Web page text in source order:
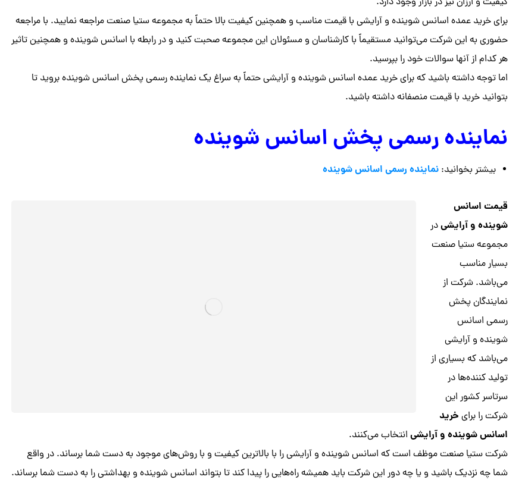
برای خرید عمده اسانس شوینده و آرایشی با قیمت مناسب و همچنین کیفیت بالا حتماً به مجموعه ستیا صنعت مراجعه نمایید. با مراجعه
حضوری به این شرکت می‌توانید مستقیماً با کارشناسان و مسئولان این مجموعه صحبت کنید و در رابطه با اسانس شوینده و همچنین تاثیر
هر کدام از آنها سوالات خود را بپرسید.
اما توجه داشته باشید که برای خرید عمده اسانس شوینده و آرایشی حتماً به سراغ یک نماینده رسمی پخش اسانس شوینده بروید تا
بتوانید خرید با قیمت منصفانه داشته باشید‌.
نماینده رسمی پخش اسانس شوینده
بیشتر بخوانید: نماینده رسمی اسانس شوینده
قیمت اسانس
شوینده و آرایشیدر
مجموعه ستیا صنعت
بسیار مناسب
می‌باشد. شرکت از
نمایندگان پخش
رسمی اسانس
شوینده و آرایشی
می‌باشد که بسیاری از
تولید کننده‌ها در
سرتاسر کشور این
شرکت را برایخرید
اسانس شوینده و آرایشیانتخاب می‌کنند.
شرکت ستیا صنعت موظف است که اسانس شوینده و آرایشی را با بالاترین کیفیت و با روش‌های موجود به دست شما برساند. در واقع
شما چه نزدیک باشید و یا چه دور این شرکت باید همیشه راه‌هایی را پیدا کند تا بتواند اسانس شوینده و بهداشتی را به دست شما برساند.